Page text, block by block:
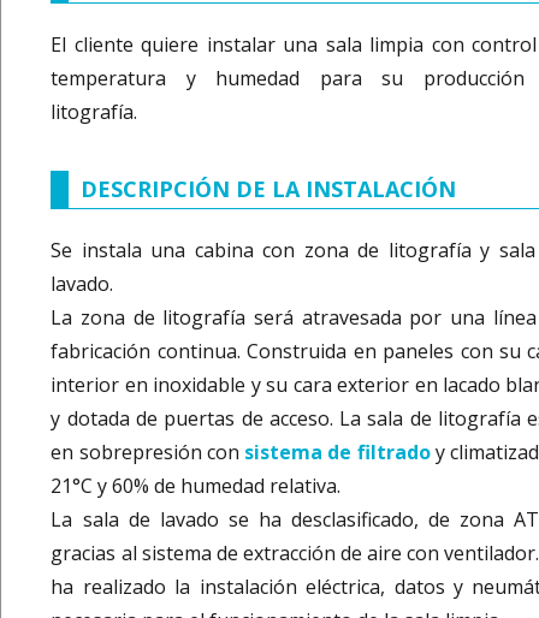
El cliente quiere instalar una sala limpia con
temperatura y humedad para su producción
litografía.
DESCRIPCIÓN DE LA INSTALACIÓN
Se instala una cabina con zona de litografía y
lavado.
La zona de litografía será atravesada por una
fabricación continua. Construida en paneles con su
interior en inoxidable y su cara exterior en lacado
y dotada de puertas de acceso. La sala de litografía
en sobrepresión con sistema de filtradoy
21°C y 60% de humedad relativa.
La sala de lavado se ha desclasificado, de zona
gracias al sistema de extracción de aire con
ha realizado la instalación eléctrica, datos y